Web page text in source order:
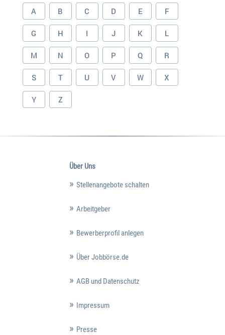
A B C D E F
G H I J K L
M N O P Q R
S T U V W X
Y Z
Über Uns
Stellenangebote schalten
Arbeitgeber
Bewerberprofil anlegen
Über Jobbörse.de
AGB und Datenschutz
Impressum
Presse